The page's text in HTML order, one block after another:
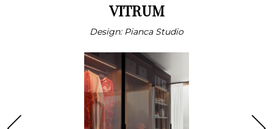
VITRUM
Design: Pianca Studio